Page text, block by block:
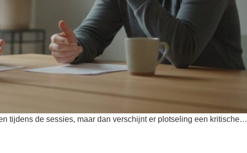
tijdens de sessies, maar dan verschijnt er plotseling een kritische…